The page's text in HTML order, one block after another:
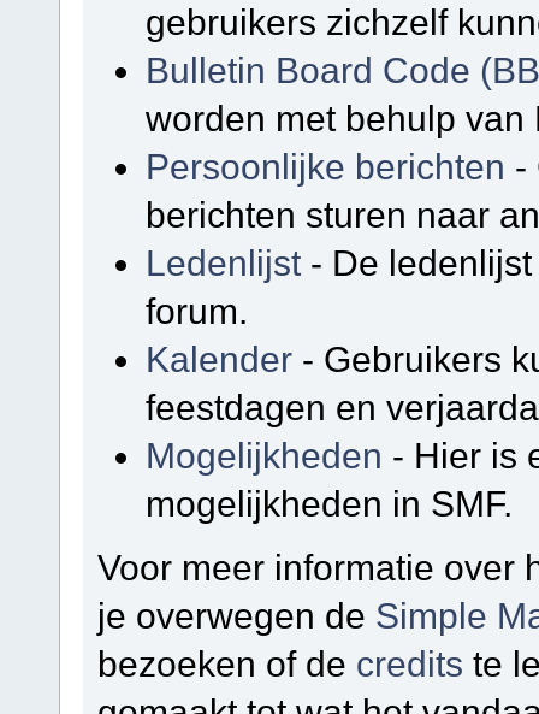
gebruikers zichzelf
Bulletin Board Code
worden met behulp
Persoonlijke berichten -
berichten sturen naar
Ledenlijst - De
forum.
Kalender - Gebruikers
feestdagen en
Mogelijkheden - Hier is
mogelijkheden in SMF.
Voor meer informatie over
je overwegen de Simple
bezoeken of de credits te